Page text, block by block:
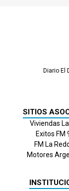
Diario El
SITIOS
Viviendas
Exitos FM
FM La
Motores